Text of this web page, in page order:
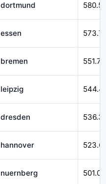
dortmund
essen
bremen
leipzig
dresden
hannover
nuernberg